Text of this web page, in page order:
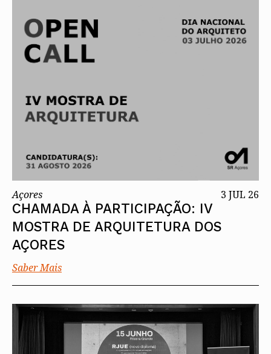
Açores 3 JUL 26
CHAMADA À PARTICIPAÇÃO: IV
MOSTRA DE ARQUITETURA DOS
AÇORES
Saber Mais